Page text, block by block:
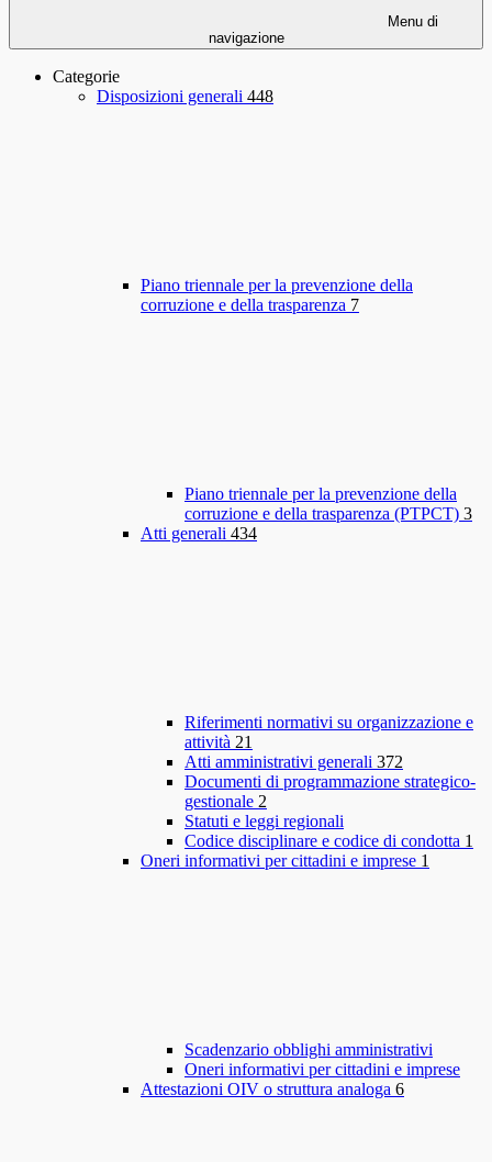
Menu di
navigazione
Categorie
Disposizioni generali 448
Piano triennale per la prevenzione della
corruzione e della trasparenza 7
Piano triennale per la prevenzione della
corruzione e della trasparenza (PTPCT) 3
Atti generali 434
Riferimenti normativi su organizzazione e
attività 21
Atti amministrativi generali 372
Documenti di programmazione strategico-
gestionale 2
Statuti e leggi regionali
Codice disciplinare e codice di condotta 1
Oneri informativi per cittadini e imprese 1
Scadenzario obblighi amministrativi
Oneri informativi per cittadini e imprese
Attestazioni OIV o struttura analoga 6